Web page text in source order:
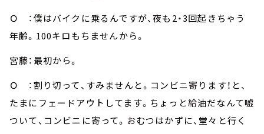
Ｏ ：僕はバイクに乗るんですが、夜も2・3回起きちゃう
年齢。100キロもちませんから。
宮藤：最初から。
Ｏ ：割り切って、すみませんと。コンビニ寄ります！と、
たまにフェードアウトしてます。ちょっと給油だなんて嘘
ついて、コンビニに寄って。おむつはかずに、堂々と行く